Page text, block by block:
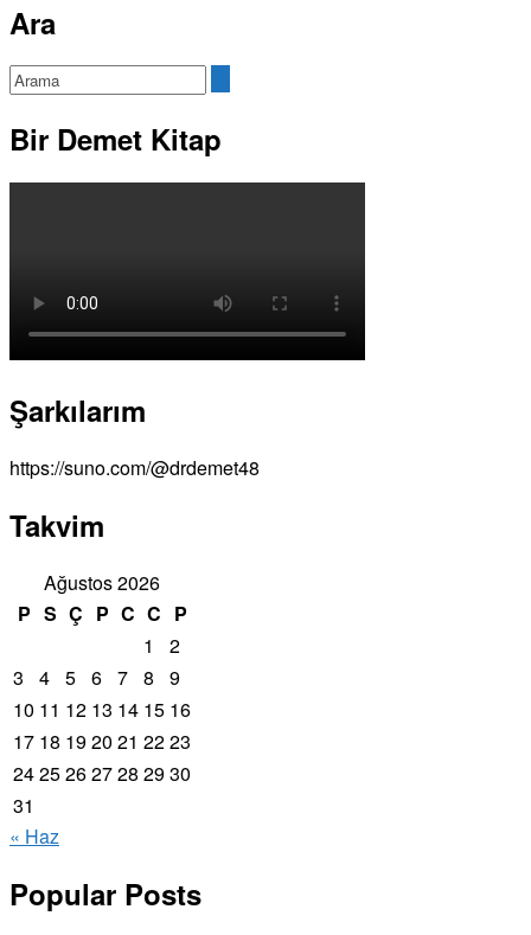
Ara
Bir Demet Kitap
Şarkılarım
https://suno.com/@drdemet48
Takvim
Ağustos 2026
P S Ç P C C P
1
2
3
4 5 6 7 8
9
10 11 12 13 14 15 16
17 18 1920 21 2223
2425262728 2930
31
« Haz
Popular Posts